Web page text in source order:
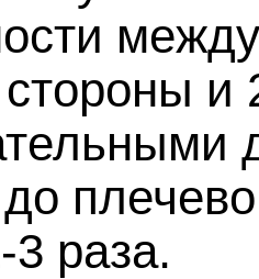
и
раза.